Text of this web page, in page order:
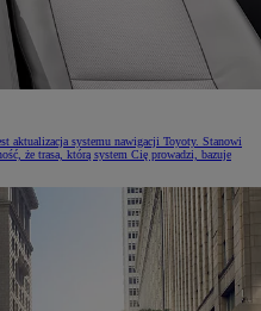
aktualizacja systemu nawigacji Toyoty. Stanowi
że trasa, którą system Cię prowadzi, bazuje